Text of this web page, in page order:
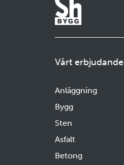
Vårt erbjudande
Anläggning
Bygg
Sten
Asfalt
Betong